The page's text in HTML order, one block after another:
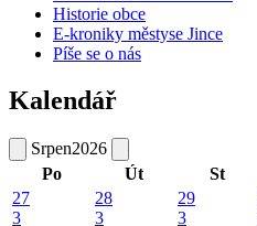
Historie obce
E-kroniky městyse Jince
Píše se o nás
Kalendář
Srpen2026
Po
Út St
27
3
28
3
29
3